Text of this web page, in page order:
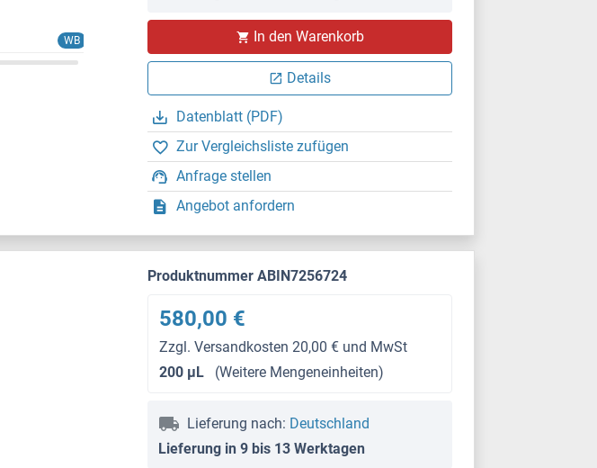
WB In den Warenkorb
Details
Datenblatt (PDF)
Zur Vergleichsliste zufügen
Anfrage stellen
Angebot anfordern
Produktnummer ABIN7256724
580,00 €
Zzgl. Versandkosten 20,00 € und MwSt
200 μL
(Weitere Mengeneinheiten)
Lieferung nach: Deutschland
Lieferung in 9 bis 13 Werktagen